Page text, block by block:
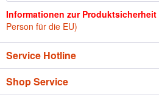
Informationen zur Produktsicherheit
Person für die EU)
Service Hotline
Shop Service